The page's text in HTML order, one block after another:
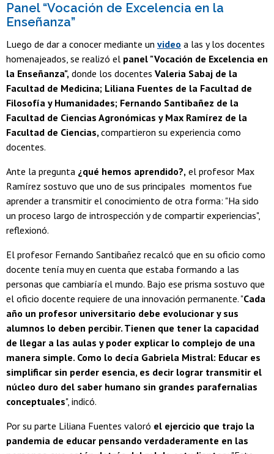
Panel “Vocación de Excelencia en la
Enseñanza”
Luego de dar a conocer mediante un video a las y los docentes
homenajeados, se realizó el panel "Vocación de Excelencia en
la Enseñanza", donde los docentes Valeria Sabaj de la
Facultad de Medicina; Liliana Fuentes de la Facultad de
Filosofía y Humanidades; Fernando Santibañez de la
Facultad de Ciencias Agronómicas y Max Ramírez de la
Facultad de Ciencias, compartieron su experiencia como
docentes.
Ante la pregunta ¿qué hemos aprendido?, el profesor Max
Ramírez sostuvo que uno de sus principales momentos fue
aprender a transmitir el conocimiento de otra forma: "Ha sido
un proceso largo de introspección y de compartir experiencias",
reflexionó.
El profesor Fernando Santibañez recalcó que en su oficio como
docente tenía muy en cuenta que estaba formando a las
personas que cambiaría el mundo. Bajo ese prisma sostuvo que
el oficio docente requiere de una innovación permanente. "Cada
año un profesor universitario debe evolucionar y sus
alumnos lo deben percibir. Tienen que tener la capacidad
de llegar a las aulas y poder explicar lo complejo de una
manera simple. Como lo decía Gabriela Mistral: Educar es
simplificar sin perder esencia, es decir lograr transmitir el
núcleo duro del saber humano sin grandes parafernalias
conceptuales", indicó.
Por su parte Liliana Fuentes valoró el ejercicio que trajo la
pandemia de educar pensando verdaderamente en las